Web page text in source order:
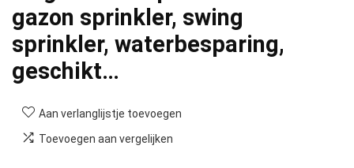
gazon sprinkler, swing
sprinkler, waterbesparing,
geschikt…
Aan verlanglijstje toevoegen
Toevoegen aan vergelijken